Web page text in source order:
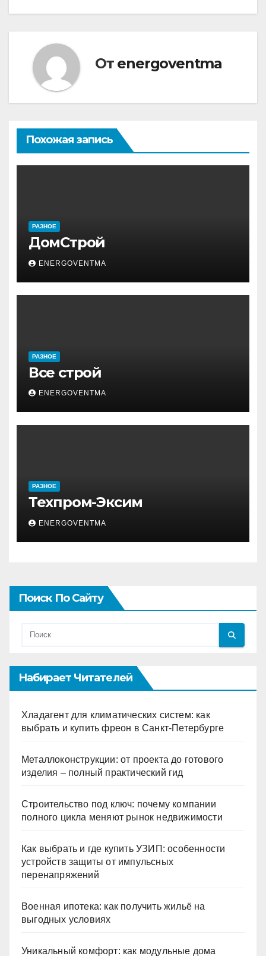
От energoventma
Похожая запись
РАЗНОЕ
ДомСтрой
ENERGOVENTMA
РАЗНОЕ
Все строй
ENERGOVENTMA
РАЗНОЕ
Техпром-Эксим
ENERGOVENTMA
Поиск По Сайту
Набирает Читателей
Хладагент для климатических систем: как
выбрать и купить фреон в Санкт-Петербурге
Металлоконструкции: от проекта до готового
изделия – полный практический гид
Строительство под ключ: почему компании
полного цикла меняют рынок недвижимости
Как выбрать и где купить УЗИП: особенности
устройств защиты от импульсных
перенапряжений
Военная ипотека: как получить жильё на
выгодных условиях
Уникальный комфорт: как модульные дома